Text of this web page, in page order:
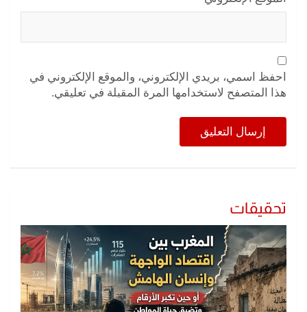
احفظ اسمي، بريدي الإلكتروني، والموقع الإلكتروني في
هذا المتصفح لاستخدامها المرة المقبلة في تعليقي.
تحقيقات